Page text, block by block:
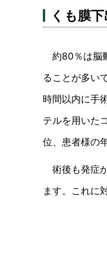
くも膜下
約80％は脳
ることが多い
時間以内に手
テルを用いた
位、患者様の
術後も発症
ます。これに